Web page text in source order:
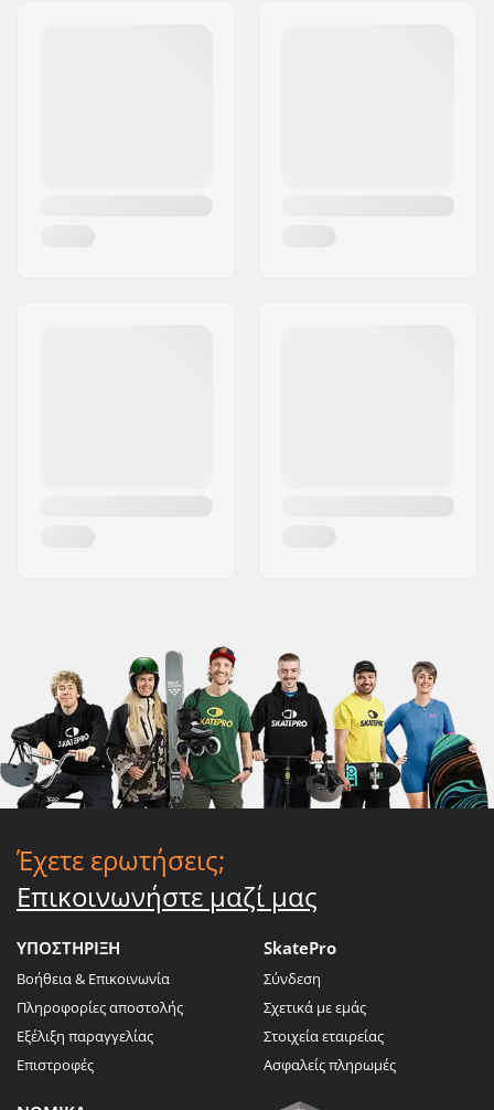
Έχετε ερωτήσεις;
Επικοινωνήστε μαζί μας
ΥΠΟΣΤΗΡΙΞΗ
Βοήθεια & Επικοινωνία
Πληροφορίες αποστολής
Εξέλιξη παραγγελίας
Επιστροφές
SkatePro
Σύνδεση
Σχετικά με εμάς
Στοιχεία εταιρείας
Ασφαλείς πληρωμές